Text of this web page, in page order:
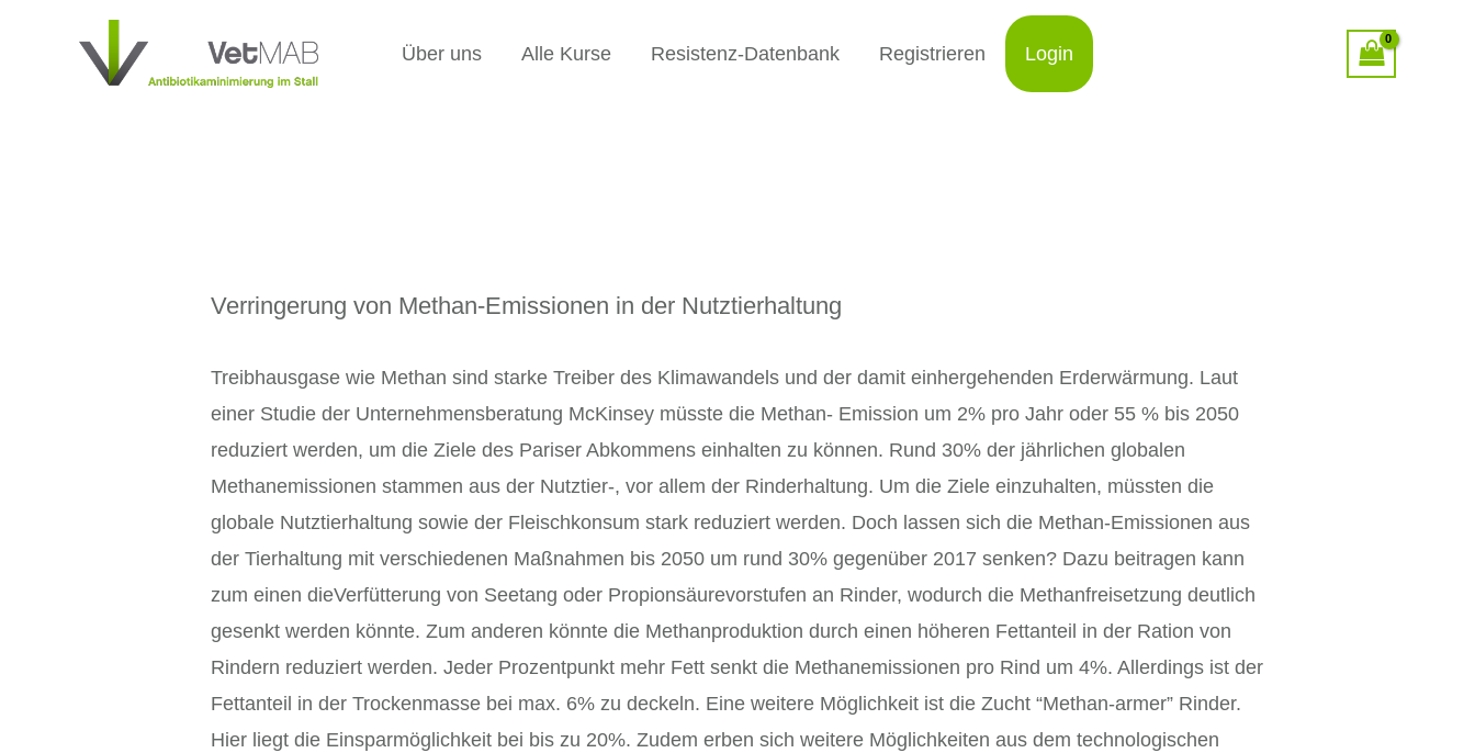
Über uns Alle Kurse Resistenz-Datenbank Registrieren Login
Verringerung von Methan-Emissionen in der Nutztierhaltung
Treibhausgase wie Methan sind starke Treiber des Klimawandels und der damit einhergehenden Erderwärmung. Laut
einer Studie der Unternehmensberatung McKinsey müsste die Methan- Emission um 2% pro Jahr oder 55 % bis 2050
reduziert werden, um die Ziele des Pariser Abkommens einhalten zu können. Rund 30% der jährlichen globalen
Methanemissionen stammen aus der Nutztier-, vor allem der Rinderhaltung. Um die Ziele einzuhalten, müssten die
globale Nutztierhaltung sowie der Fleischkonsum stark reduziert werden. Doch lassen sich die Methan-Emissionen aus
der Tierhaltung mit verschiedenen Maßnahmen bis 2050 um rund 30% gegenüber 2017 senken? Dazu beitragen kann
zum einen dieVerfütterung von Seetang oder Propionsäurevorstufen an Rinder, wodurch die Methanfreisetzung deutlich
gesenkt werden könnte. Zum anderen könnte die Methanproduktion durch einen höheren Fettanteil in der Ration von
Rindern reduziert werden. Jeder Prozentpunkt mehr Fett senkt die Methanemissionen pro Rind um 4%. Allerdings ist der
Fettanteil in der Trockenmasse bei max. 6% zu deckeln. Eine weitere Möglichkeit ist die Zucht “Methan-armer” Rinder.
Hier liegt die Einsparmöglichkeit bei bis zu 20%. Zudem erben sich weitere Möglichkeiten aus dem technologischen